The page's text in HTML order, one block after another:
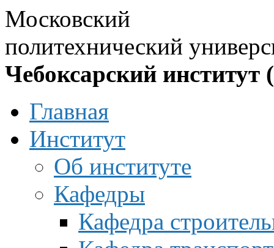
Московский
политехнический
Чебоксарский институт
Главная
Институт
Об институте
Кафедры
Кафедра